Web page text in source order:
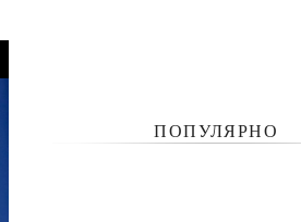
ПОПУЛЯРНО